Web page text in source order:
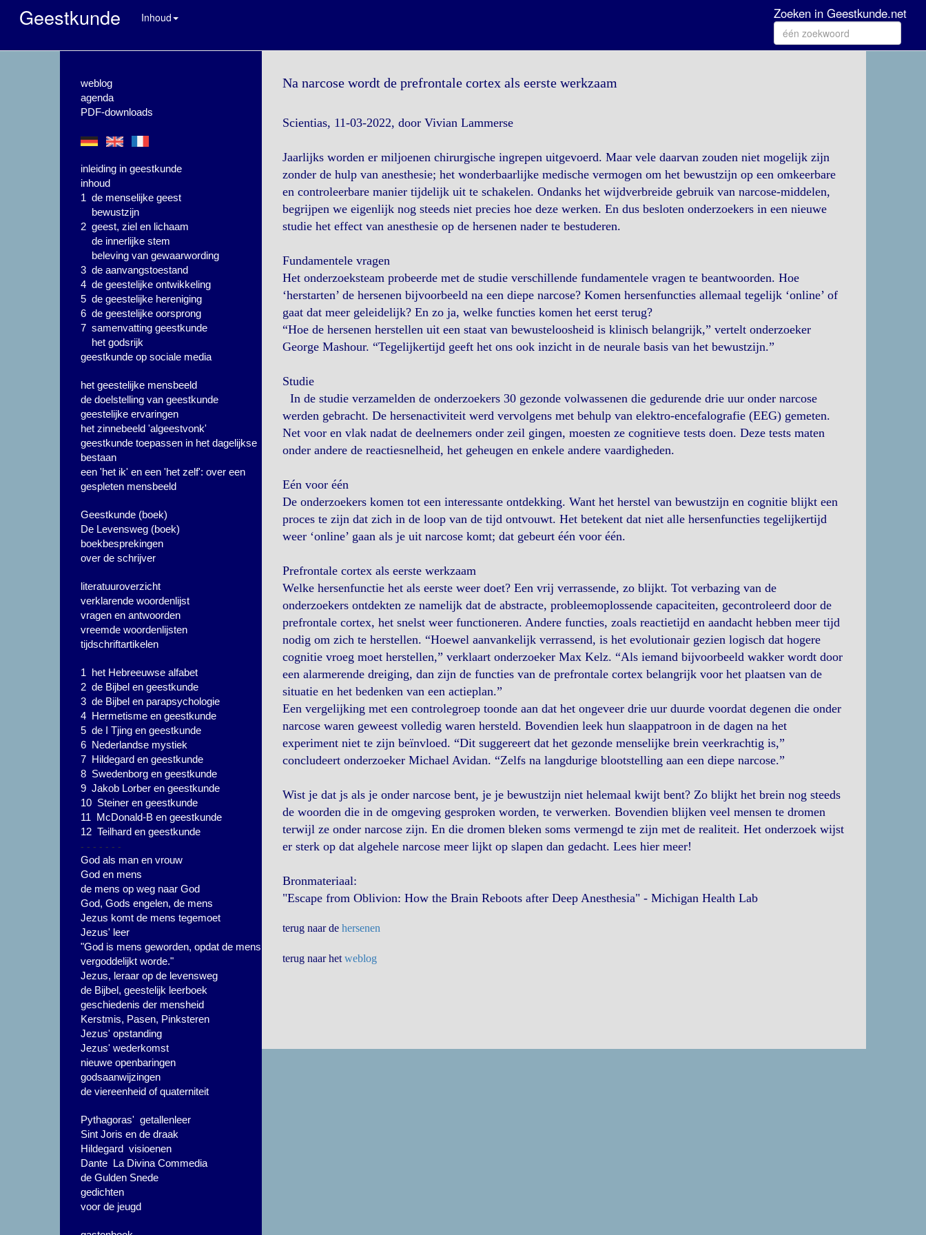
Geestkunde Inhoud Zoeken in Geestkunde.net
weblog
agenda
PDF-downloads
inleiding in geestkunde
inhoud
1 de menselijke geest
bewustzijn
2 geest, ziel en lichaam
de innerlijke stem
beleving van gewaarwording
3 de aanvangstoestand
4 de geestelijke ontwikkeling
5 de geestelijke hereniging
6 de geestelijke oorsprong
7 samenvatting geestkunde
het godsrijk
geestkunde op sociale media
het geestelijke mensbeeld
de doelstelling van geestkunde
geestelijke ervaringen
het zinnebeeld 'algeestvonk'
geestkunde toepassen in het dagelijkse
bestaan
een 'het ik' en een 'het zelf': over een
gespleten mensbeeld
Geestkunde (boek)
De Levensweg (boek)
boekbesprekingen
over de schrijver
literatuuroverzicht
verklarende woordenlijst
vragen en antwoorden
vreemde woordenlijsten
tijdschriftartikelen
1 het Hebreeuwse alfabet
2 de Bijbel en geestkunde
3 de Bijbel en parapsychologie
4 Hermetisme en geestkunde
5 de I Tjing en geestkunde
6 Nederlandse mystiek
7 Hildegard en geestkunde
8 Swedenborg en geestkunde
9 Jakob Lorber en geestkunde
10 Steiner en geestkunde
11 McDonald-B en geestkunde
12 Teilhard en geestkunde
- - - - - - -
God als man en vrouw
God en mens
de mens op weg naar God
God, Gods engelen, de mens
Jezus komt de mens tegemoet
Jezus' leer
"God is mens geworden, opdat de mens
vergoddelijkt worde."
Jezus, leraar op de levensweg
de Bijbel, geestelijk leerboek
geschiedenis der mensheid
Kerstmis, Pasen, Pinksteren
Jezus' opstanding
Jezus' wederkomst
nieuwe openbaringen
godsaanwijzingen
de viereenheid of quaterniteit
Pythagoras' getallenleer
Sint Joris en de draak
Hildegard visioenen
Dante La Divina Commedia
de Gulden Snede
gedichten
voor de jeugd
Na narcose wordt de prefrontale cortex als eerste werkzaam
Scientias, 11-03-2022, door Vivian Lammerse
Jaarlijks worden er miljoenen chirurgische ingrepen uitgevoerd. Maar vele daarvan zouden niet mogelijk zijn
zonder de hulp van anesthesie; het wonderbaarlijke medische vermogen om het bewustzijn op een omkeerbare
en controleerbare manier tijdelijk uit te schakelen. Ondanks het wijdverbreide gebruik van narcose-middelen,
begrijpen we eigenlijk nog steeds niet precies hoe deze werken. En dus besloten onderzoekers in een nieuwe
studie het effect van anesthesie op de hersenen nader te bestuderen.
Fundamentele vragen
Het onderzoeksteam probeerde met de studie verschillende fundamentele vragen te beantwoorden. Hoe
‘herstarten’ de hersenen bijvoorbeeld na een diepe narcose? Komen hersenfuncties allemaal tegelijk ‘online’ of
gaat dat meer geleidelijk? En zo ja, welke functies komen het eerst terug?
“Hoe de hersenen herstellen uit een staat van bewusteloosheid is klinisch belangrijk,” vertelt onderzoeker
George Mashour. “Tegelijkertijd geeft het ons ook inzicht in de neurale basis van het bewustzijn.”
Studie
In de studie verzamelden de onderzoekers 30 gezonde volwassenen die gedurende drie uur onder narcose
werden gebracht. De hersenactiviteit werd vervolgens met behulp van elektro-encefalografie (EEG) gemeten.
Net voor en vlak nadat de deelnemers onder zeil gingen, moesten ze cognitieve tests doen. Deze tests maten
onder andere de reactiesnelheid, het geheugen en enkele andere vaardigheden.
Eén voor één
De onderzoekers komen tot een interessante ontdekking. Want het herstel van bewustzijn en cognitie blijkt een
proces te zijn dat zich in de loop van de tijd ontvouwt. Het betekent dat niet alle hersenfuncties tegelijkertijd
weer ‘online’ gaan als je uit narcose komt; dat gebeurt één voor één.
Prefrontale cortex als eerste werkzaam
Welke hersenfunctie het als eerste weer doet? Een vrij verrassende, zo blijkt. Tot verbazing van de
onderzoekers ontdekten ze namelijk dat de abstracte, probleemoplossende capaciteiten, gecontroleerd door de
prefrontale cortex, het snelst weer functioneren. Andere functies, zoals reactietijd en aandacht hebben meer tijd
nodig om zich te herstellen. “Hoewel aanvankelijk verrassend, is het evolutionair gezien logisch dat hogere
cognitie vroeg moet herstellen,” verklaart onderzoeker Max Kelz. “Als iemand bijvoorbeeld wakker wordt door
een alarmerende dreiging, dan zijn de functies van de prefrontale cortex belangrijk voor het plaatsen van de
situatie en het bedenken van een actieplan.”
Een vergelijking met een controlegroep toonde aan dat het ongeveer drie uur duurde voordat degenen die onder
narcose waren geweest volledig waren hersteld. Bovendien leek hun slaappatroon in de dagen na het
experiment niet te zijn beïnvloed. “Dit suggereert dat het gezonde menselijke brein veerkrachtig is,”
concludeert onderzoeker Michael Avidan. “Zelfs na langdurige blootstelling aan een diepe narcose.”
Wist je dat js als je onder narcose bent, je je bewustzijn niet helemaal kwijt bent? Zo blijkt het brein nog steeds
de woorden die in de omgeving gesproken worden, te verwerken. Bovendien blijken veel mensen te dromen
terwijl ze onder narcose zijn. En die dromen bleken soms vermengd te zijn met de realiteit. Het onderzoek wijst
er sterk op dat algehele narcose meer lijkt op slapen dan gedacht. Lees hier meer!
Bronmateriaal:
"Escape from Oblivion: How the Brain Reboots after Deep Anesthesia" - Michigan Health Lab
terug naar de hersenen
terug naar het weblog